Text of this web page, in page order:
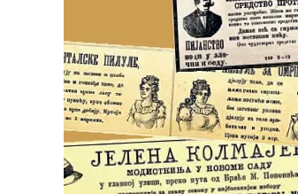
RAJKO GRLIĆ
Nema na Balkanu lakoće, čak ni one
nepodnošljive, Balkanu više pristaje
naslov “Nepodnošljiva težina postojanja”